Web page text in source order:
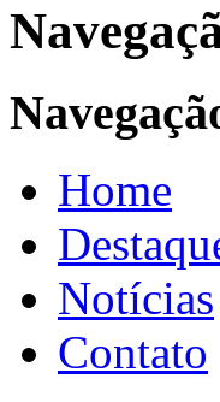
Home
Notícias
Contato